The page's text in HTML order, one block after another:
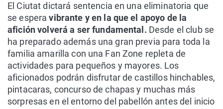
El Ciutat dictará sentencia en una eliminatoria que
se espera vibrante y en la que el apoyo de la
afición volverá a ser fundamental. Desde el club se
ha preparado además una gran previa para toda la
familia amarilla con una Fan Zone repleta de
actividades para pequeños y mayores. Los
aficionados podrán disfrutar de castillos hinchables,
pintacaras, concurso de chapas y muchas más
sorpresas en el entorno del pabellón antes del inicio